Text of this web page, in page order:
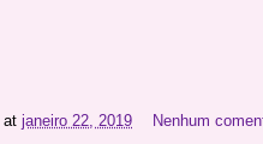
atjaneiro 22, 2019 Nenhum